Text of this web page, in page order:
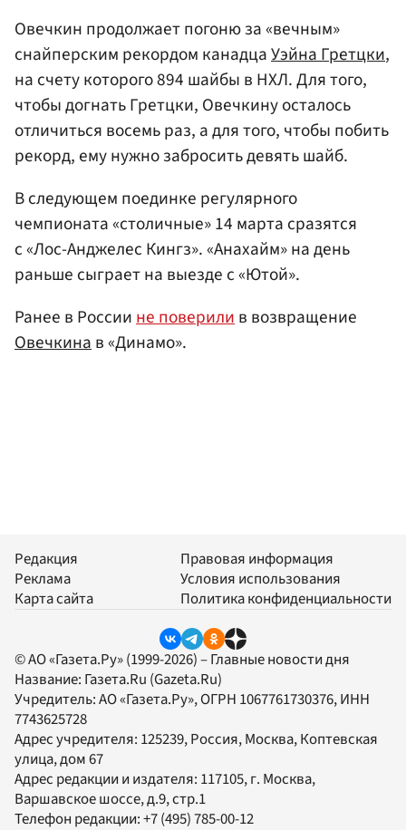
Овечкин продолжает погоню за «вечным»
снайперским рекордом канадцаУэйна Гретцки,
на счету которого 894 шайбы в НХЛ. Для того,
чтобы догнать Гретцки, Овечкину осталось
отличиться восемь раз, а для того, чтобы побить
рекорд, ему нужно забросить девять шайб.
В следующем поединке регулярного
чемпионата «столичные» 14 марта сразятся
с «Лос-Анджелес Кингз». «Анахайм» на день
раньше сыграет на выезде с «Ютой».
Ранее в Россиине поверилив возвращение
Овечкинав «Динамо».
Редакция
Реклама
Карта сайта
Правовая информация
Условия использования
Политика конфиденциальности
© АО «Газета.Ру» (1999-2026) – Главные новости дня
Название: Газета.Ru (Gazeta.Ru)
Учредитель:АО «Газета.Ру», ОГРН 1067761730376, ИНН
7743625728
Адрес учредителя: 125239, Россия, Москва, Коптевская
улица, дом 67
Адрес редакции и издателя: 117105, г. Москва,
Варшавское шоссе, д.9, стр.1
Телефон редакции:+7 (495) 785-00-12